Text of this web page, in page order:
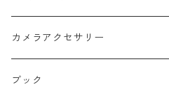
カメラアクセサリー
Thumb Grip シリーズ
ブック